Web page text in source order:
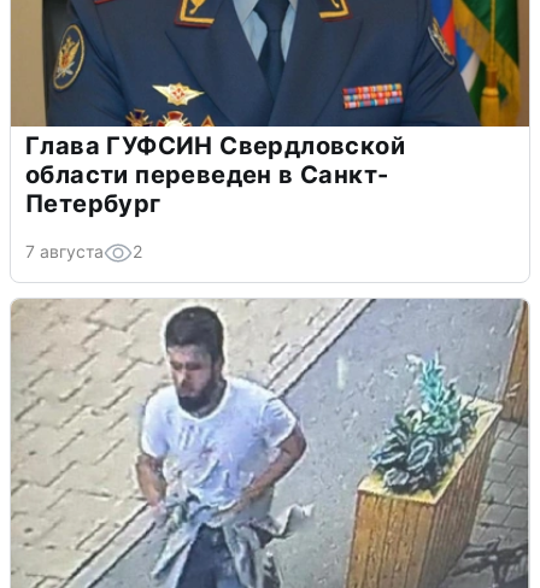
Глава ГУФСИН Свердловской
области переведен в Санкт-
Петербург
7 августа 2